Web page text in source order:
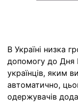
В Україні низка
допомогу до Дня
українців, яким
автоматично,
одержувачів